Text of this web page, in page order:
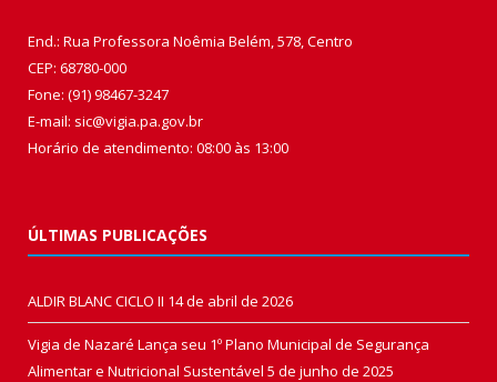
End.: Rua Professora Noêmia Belém, 578, Centro
CEP: 68780-000
Fone: (91) 98467-3247
E-mail: sic@vigia.pa.gov.br
Horário de atendimento: 08:00 às 13:00
ÚLTIMAS PUBLICAÇÕES
ALDIR BLANC CICLO II 14 de abril de 2026
Vigia de Nazaré Lança seu 1º Plano Municipal de Segurança
Alimentar e Nutricional Sustentável 5 de junho de 2025